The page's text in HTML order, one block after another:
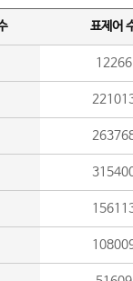
표제어
12266